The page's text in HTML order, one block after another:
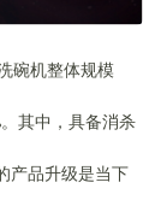
碗机整体规模
其中，具备消杀
产品升级是当下